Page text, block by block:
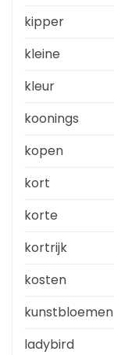
kipper
kleine
kleur
koonings
kopen
kort
korte
kortrijk
kosten
kunstbloemen
ladybird